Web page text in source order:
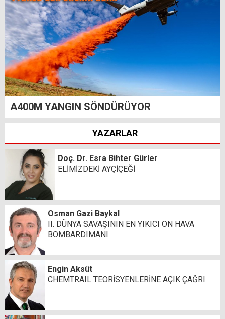
A400M YANGIN SÖNDÜRÜYOR
YAZARLAR
Doç. Dr. Esra Bihter Gürler
ELİMİZDEKİ AYÇİÇEĞİ
Osman Gazi Baykal
II. DÜNYA SAVAŞININ EN YIKICI ON HAVA
BOMBARDIMANI
Engin Aksüt
CHEMTRAIL TEORİSYENLERİNE AÇIK ÇAĞRI